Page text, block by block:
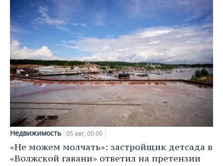
Недвижимость 05 авг, 00:00
«Не можем молчать»: застройщик детсада в
«Волжской гавани» ответил на претензии